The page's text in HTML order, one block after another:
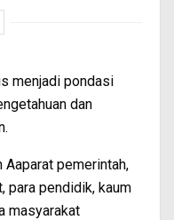
menjadi pondasi
dan
Aaparat pemerintah,
para pendidik, kaum
masyarakat